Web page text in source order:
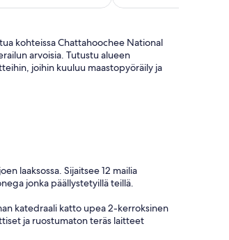
kohteissa Chattahoochee National
arvoisia. Tutustu alueen
joihin kuuluu maastopyöräily ja
laaksossa. Sijaitsee 12 mailia
jonka päällystetyillä teillä.
katedraali katto upea 2-kerroksinen
ja ruostumaton teräs laitteet